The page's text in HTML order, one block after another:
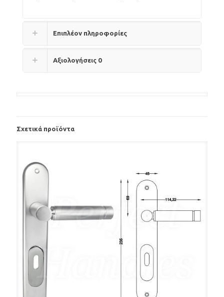
Επιπλέον πληροφορίες
Αξιολογήσεις 0
Σχετικά προϊόντα